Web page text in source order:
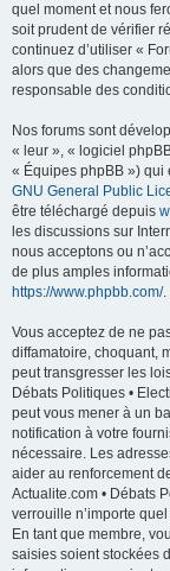
quel moment et nous
soit prudent de vérifier
continuez d’utiliser «
alors que des
responsable des
Nos forums sont
« leur », « logiciel
« Équipes phpBB ») qui
GNU General Public
être téléchargé depuis
les discussions sur
nous acceptons ou
de plus amples
https://www.phpbb.com/.
Vous acceptez de ne
diffamatoire, choquant,
peut transgresser les
Débats Politiques •
peut vous mener à un
notification à votre
nécessaire. Les
aider au renforcement
Actualite.com • Débats
verrouille n’importe
En tant que membre,
saisies soient stockées